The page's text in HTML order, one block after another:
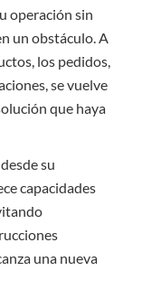
operación sin
un obstáculo. A
los pedidos,
se vuelve
que haya
su
capacidades
una nueva